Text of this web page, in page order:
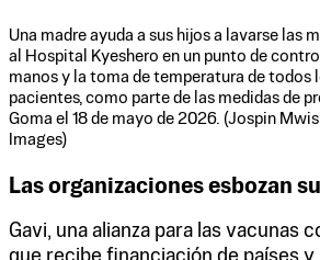
Una madre ayuda a sus hijos a lavarse las
al Hospital Kyeshero en un punto de
manos y la toma de temperatura de todos
pacientes, como parte de las medidas de
Goma el 18 de mayo de 2026. (Jospin
Images)
Las organizaciones esbozan
Gavi, una alianza para las vacunas